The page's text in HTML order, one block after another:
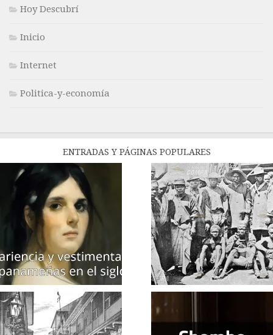
Hoy Descubrí
Inicio
Internet
Politica-y-economía
ENTRADAS Y PÁGINAS POPULARES